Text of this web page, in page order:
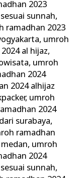
2023
sunnah,
ramadhan 2023
, umroh
al hijaz,
, umroh
2024
2024 alhijaz
, umroh
2024
surabaya,
ramadhan
, umroh
2024
sunnah,